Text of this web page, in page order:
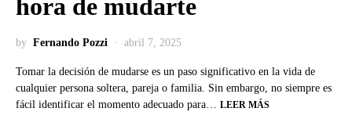
hora de mudarte
by Fernando Pozzi abril 7, 2025
Tomar la decisión de mudarse es un paso significativo en la vida de
cualquier persona soltera, pareja o familia. Sin embargo, no siempre es
fácil identificar el momento adecuado para… LEER MÁS